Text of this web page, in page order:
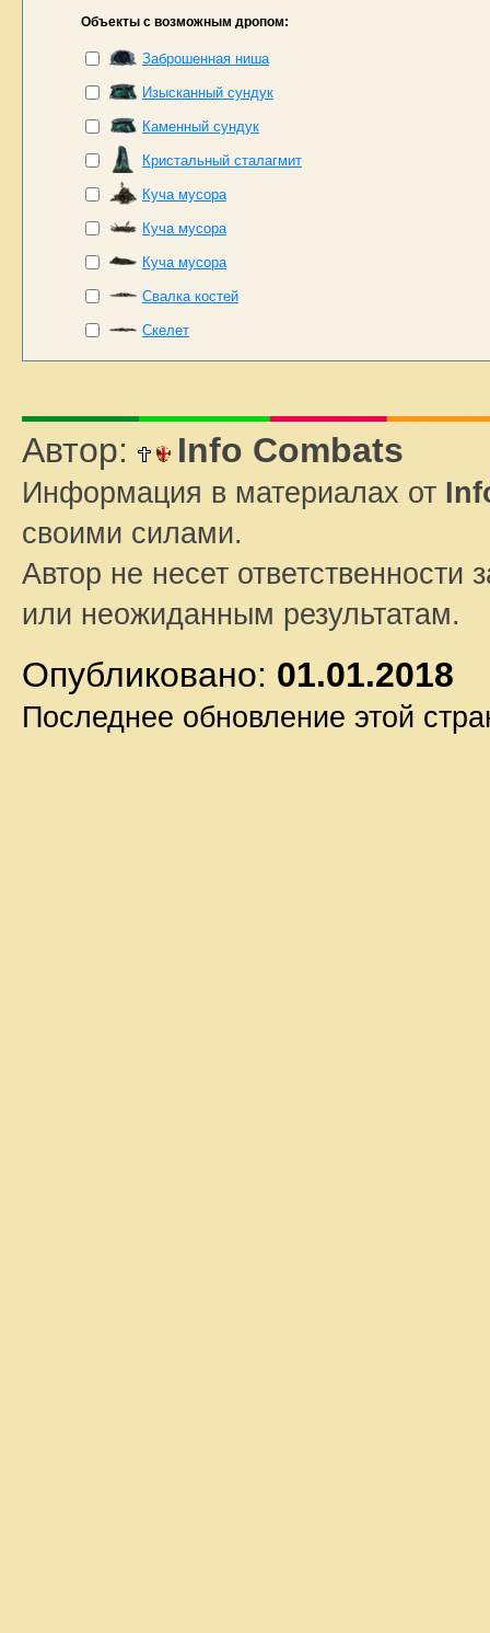
Объекты с возможным дропом:
Заброшенная ниша
Изысканный сундук
Каменный сундук
Кристальный сталагмит
Кучa мусора
Куча мусора
Куча мусора
Свалка костей
Скелет
Автор: Info Combats
Информация в материалах от
своими силами.
Автор не несет
или неожиданным результатам.
Опубликовано: 01.01.2018
Последнее обновление этой